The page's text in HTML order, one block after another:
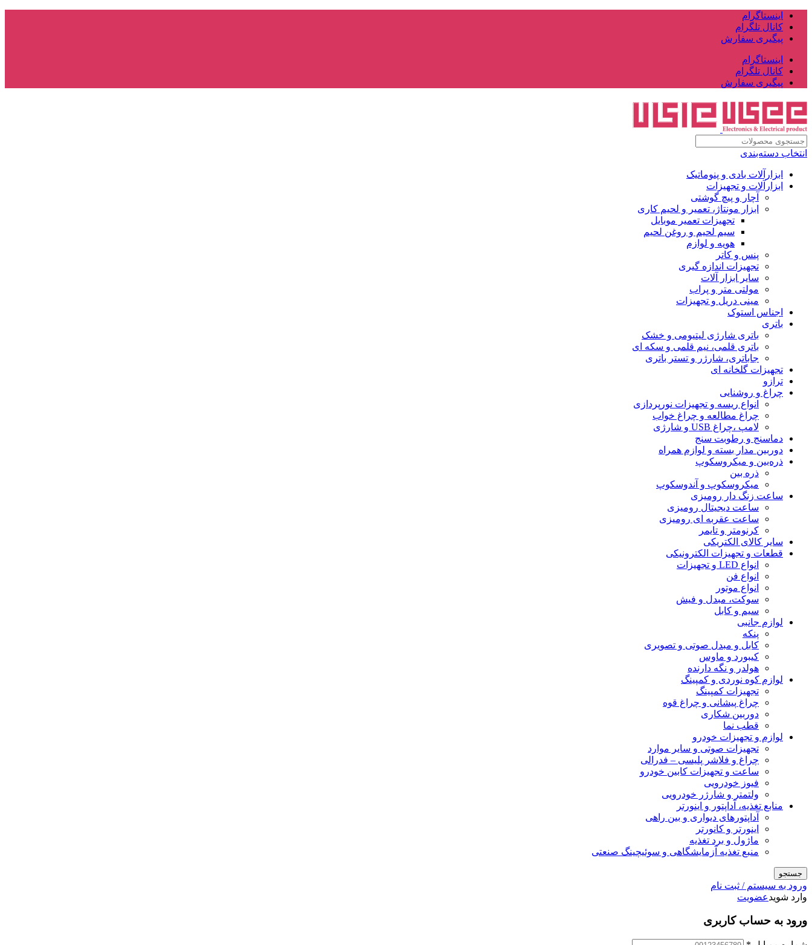
اینستاگرام
کانال تلگرام
پیگیری سفارش
اینستاگرام
کانال تلگرام
پیگیری سفارش
انتخاب دسته‌بندی
ابزارآلات بادی و پنوماتیک
ابزارآلات و تجهیزات
آچار و پیچ گوشتی
ابزار مونتاژ، تعمیر و لحیم کاری
تجهیزات تعمیر موبایل
سیم لحیم و روغن لحیم
هویه و لوازم
پنس و کاتر
تجهیزات اندازه گیری
سایر ابزار آلات
مولتی متر و پراب
مینی دریل و تجهیزات
اجناس استوک
باتری
باتری شارژی لیتیومی و خشک
باتری قلمی، نیم قلمی و سکه ای
جاباتری، شارژر و تستر باتری
تجهیزات گلخانه ای
ترازو
چراغ و روشنایی
انواع ریسه و تجهیزات نورپردازی
چراغ مطالعه و چراغ خواب
لامپ ،چراغ USB و شارژی
دماسنج و رطوبت سنج
دوربین مدار بسته و لوازم همراه
ذره‌بین و میکروسکوپ
ذره بین
میکروسکوپ و آندوسکوپ
ساعت زنگ دار رومیزی
ساعت دیجیتال رومیزی
ساعت عقربه ای رومیزی
کرنومتر و تایمر
سایر کالای الکتریکی
قطعات و تجهیزات الکترونیکی
انواع LED و تجهیزات
انواع فن
انواع موتور
سوکت، مبدل و فیش
سیم و کابل
لوازم جانبی
پنکه
کابل و مبدل صوتی و تصویری
کیبورد و ماوس
هولدر و نگه دارنده
لوازم کوه نوردی و کمپینگ
تجهیزات کمپینگ
چراغ پیشانی و چراغ قوه
دوربین شکاری
قطب نما
لوازم و تجهیزات خودرو
تجهیزات صوتی و سایر موارد
چراغ و فلاشر پلیسی – فدرالی
ساعت و تجهیزات کابین خودرو
فیوز خودرویی
ولتمتر و شارژر خودرویی
منابع تغذیه، آداپتور و اینورتر
آداپتورهای دیواری و بین راهی
اینورتر و کانورتر
ماژول و برد تغذیه
منبع تغذیه آزمایشگاهی و سوئیچینگ صنعتی
جستجو
ورود به سیستم / ثبت نام
وارد شویدعضویت
ورود به حساب کاربری